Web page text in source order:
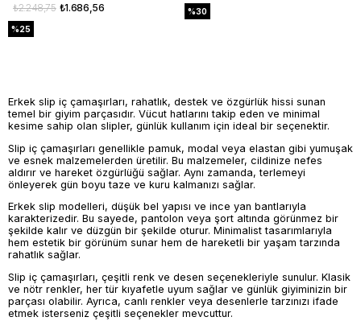
₺1.686,56
₺2.248,75
%25
%30
Erkek slip iç çamaşırları, rahatlık, destek ve özgürlük hissi sunan
temel bir giyim parçasıdır. Vücut hatlarını takip eden ve minimal
kesime sahip olan slipler, günlük kullanım için ideal bir seçenektir.
Slip iç çamaşırları genellikle pamuk, modal veya elastan gibi yumuşak
ve esnek malzemelerden üretilir. Bu malzemeler, cildinize nefes
aldırır ve hareket özgürlüğü sağlar. Aynı zamanda, terlemeyi
önleyerek gün boyu taze ve kuru kalmanızı sağlar.
Erkek slip modelleri, düşük bel yapısı ve ince yan bantlarıyla
karakterizedir. Bu sayede, pantolon veya şort altında görünmez bir
şekilde kalır ve düzgün bir şekilde oturur. Minimalist tasarımlarıyla
hem estetik bir görünüm sunar hem de hareketli bir yaşam tarzında
rahatlık sağlar.
Slip iç çamaşırları, çeşitli renk ve desen seçenekleriyle sunulur. Klasik
ve nötr renkler, her tür kıyafetle uyum sağlar ve günlük giyiminizin bir
parçası olabilir. Ayrıca, canlı renkler veya desenlerle tarzınızı ifade
etmek isterseniz çeşitli seçenekler mevcuttur.